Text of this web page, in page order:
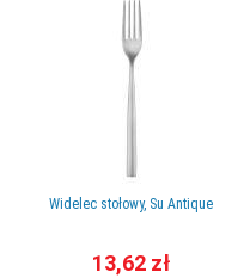
Widelec stołowy, Su Antique
13,62 zł